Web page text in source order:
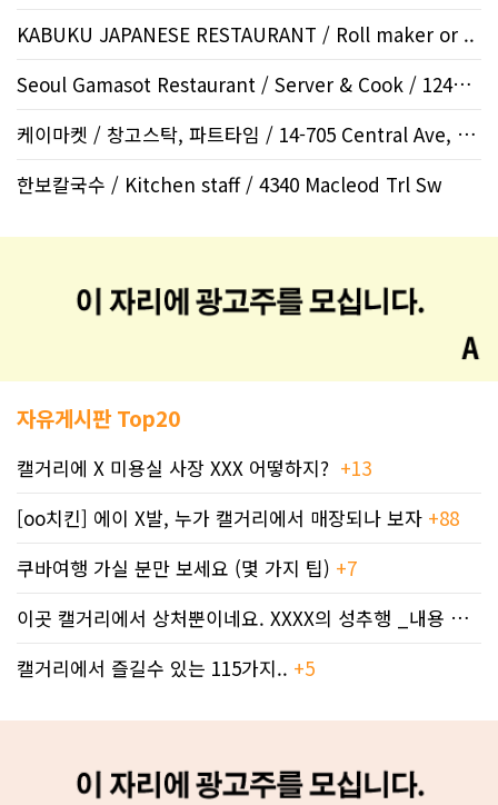
KABUKU JAPANESE RESTAURANT / Roll maker or ..
Seoul Gamasot Restaurant / Server & Cook / 12424 Sym..
케이마켓 / 창고스탁, 파트타임 / 14-705 Central Ave, Sa..
한보칼국수 / Kitchen staff / 4340 Macleod Trl Sw
자유게시판 Top20
캘거리에 X 미용실 사장 XXX 어떻하지? +13
[oo치킨] 에이 X발, 누가 캘거리에서 매장되나 보자 +88
쿠바여행 가실 분만 보세요 (몇 가지 팁) +7
이곳 캘거리에서 상처뿐이네요. XXXX의 성추행 _내용 삭제됨
캘거리에서 즐길수 있는 115가지.. +5